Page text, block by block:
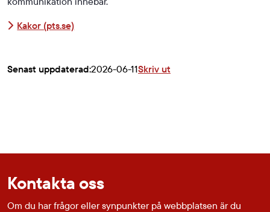
Kakor (pts.se)Länk till annan webbplats.
Senast uppdaterad:2026-06-11Skriv ut
Kontakta oss
Om du har frågor eller synpunkter på webbplatsen är du